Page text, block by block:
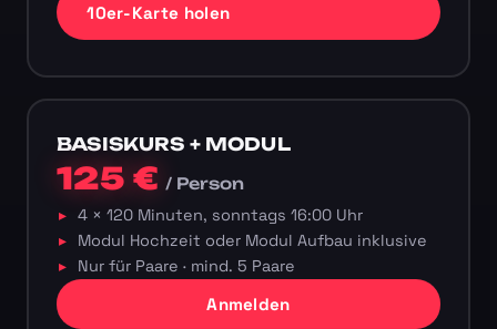
10er-Karte holen
BASISKURS + MODUL
125 €/ Person
4 × 120 Minuten, sonntags 16:00 Uhr
Modul Hochzeit oder Modul Aufbau inklusive
Nur für Paare · mind. 5 Paare
Anmelden